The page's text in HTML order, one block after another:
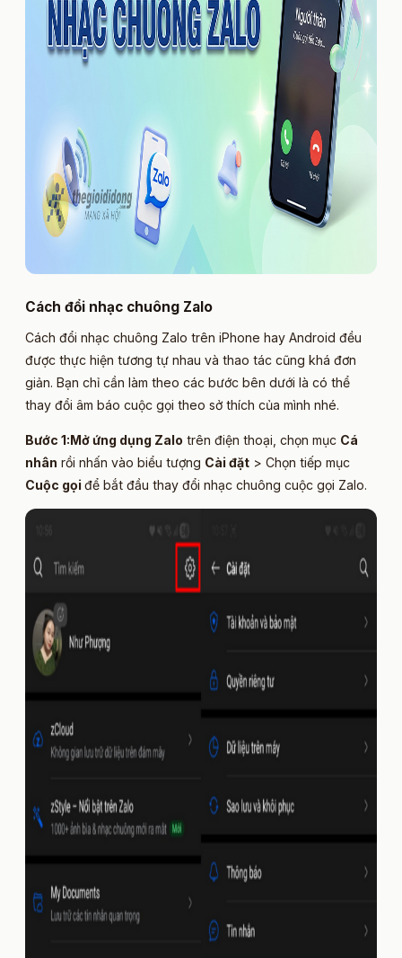
Cách đổi nhạc chuông Zalo
Cách đổi nhạc chuông Zalo trên iPhone hay Android đều
được thực hiện tương tự nhau và thao tác cũng khá đơn
giản. Bạn chỉ cần làm theo các bước bên dưới là có thể
thay đổi âm báo cuộc gọi theo sở thích của mình nhé.
Bước 1:Mở ứng dụng Zalo trên điện thoại, chọn mục Cá
nhân rồi nhấn vào biểu tượng Cài đặt > Chọn tiếp mục
Cuộc gọi để bắt đầu thay đổi nhạc chuông cuộc gọi Zalo.